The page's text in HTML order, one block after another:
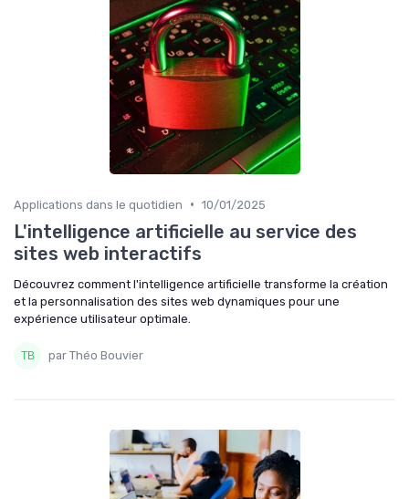
Applications dans le quotidien • 10/01/2025
L'intelligence artificielle au service des
sites web interactifs
Découvrez comment l'intelligence artificielle transforme la création
et la personnalisation des sites web dynamiques pour une
expérience utilisateur optimale.
par Théo Bouvier